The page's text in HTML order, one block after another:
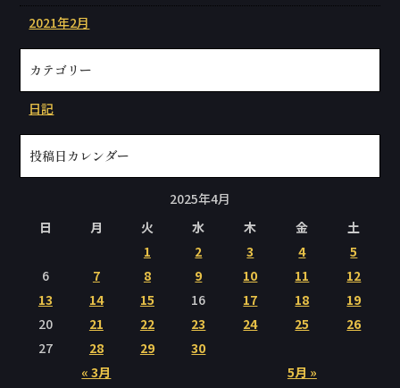
2021年2月
カテゴリー
日記
投稿日カレンダー
2025年4月
日
月 火 水 木 金 土
« 3月 5月 »
1 2 3 4
5
6
7 8 9 10 11
12
13
14 15 16 17 18
19
20
21 22 23 24 25
26
27
28 29 30